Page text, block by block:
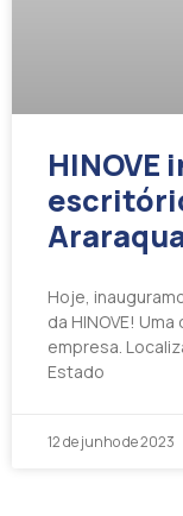
HINOVE
Hoje,
da HINOVE!
empresa.
Estado
12 de junho de 2023